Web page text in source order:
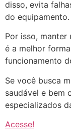
disso, evita
do equipamento.
Por isso, manter
é a melhor
funcionamento
Se você busca
saudável e bem
especializados
Acesse!